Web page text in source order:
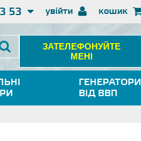
увійти
53 кошик
ЗАТЕЛЕФОНУЙТЕ
МЕНІ
ГЕНЕРАТОРИ
ВІД ВВП